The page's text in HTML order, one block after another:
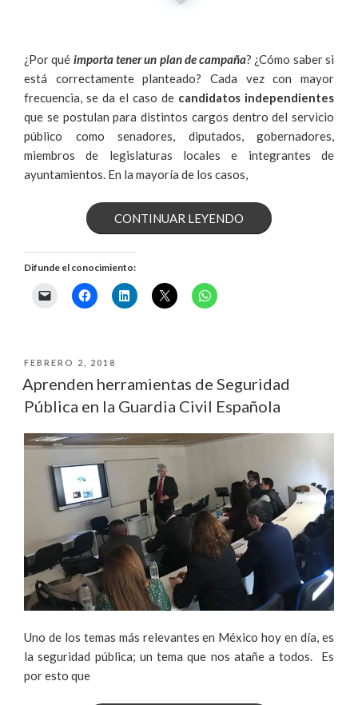
¿Por qué importa tener un plande campaña? ¿Cómo saber si
está correctamente planteado? Cada vez con mayor
frecuencia, se da el caso de candidatos independientes
que se postulan para distintos cargos dentro del servicio
público como senadores, diputados, gobernadores,
miembros de legislaturas locales e integrantes de
ayuntamientos. En la mayoría de los casos,
CONTINUAR LEYENDO«5
BUEN
PLAN
DE
CAMPAÑA»
Difunde el conocimiento:
PUBLICADO
FEBRERO 2, 2018
Aprenden herramientas de Seguridad
Pública en la Guardia Civil Española
Uno de los temas más relevantes en México hoy en día, es
la seguridad pública; un tema que nos atañe a todos. Es
por esto que